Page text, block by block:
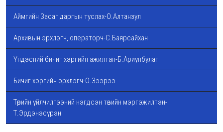
Аймгийн Засаг даргын туслах-О.Алтанзул
Архивын эрхлэгч, операторч-С.Баярсайхан
Үндэсний бичиг хэргийн ажилтан-Б.Ариунбулаг
Бичиг хэргийн эрхлэгч-О.Зээрээ
Төрийн үйлчилгээний нэгдсэн төвийн мэргэжилтэн-
Т.Эрдэнэсүрэн